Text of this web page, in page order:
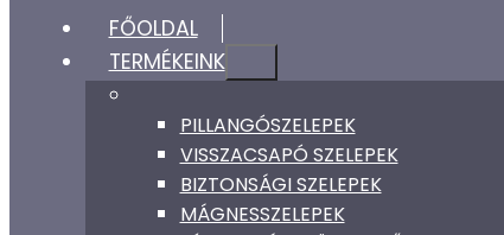
FŐOLDAL
TERMÉKEINK
PILLANGÓSZELEPEK
VISSZACSAPÓ SZELEPEK
BIZTONSÁGI SZELEPEK
MÁGNESSZELEPEK